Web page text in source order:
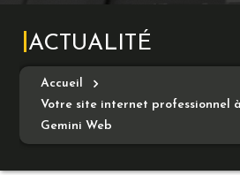
ACTUALITÉ
Accueil
Votre site internet professionnel
Gemini Web